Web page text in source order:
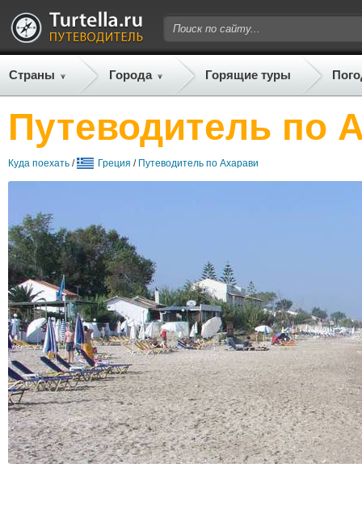
Страны Города Горящие туры
Путеводитель по
Куда поехать / Греция / Путеводитель по Ахарави